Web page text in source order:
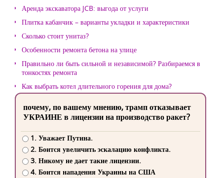
Аренда экскаватора JCB: выгода от услуги
Плитка кабанчик – варианты укладки и характеристики
Сколько стоит унитаз?
Особенности ремонта бетона на улице
Правильно ли быть сильной и независимой? Разбираемся в
тонкостях ремонта
Как выбрать котел длительного горения для дома?
почему, по вашему мнению, трамп отказывает
УКРАИНЕ в лицензии на производство ракет?
1. Уважает Путина.
2. Боится увеличить эскалацию конфликта.
3. Никому не дает такие лицензии.
4. Боится нападения Украины на США